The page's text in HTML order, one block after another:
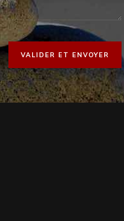
VALIDER ET ENVOYER